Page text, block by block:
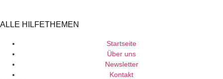
ALLE HILFETHEMEN
Startseite
Über uns
Newsletter
Kontakt